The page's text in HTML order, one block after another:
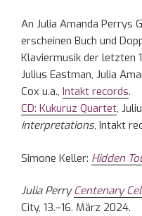
An Julia Amanda Perrys
erscheinen Buch und
Klaviermusik der letzten
Julius Eastman, Julia
Cox u.a., Intakt records.
CD: Kukuruz Quartet,
interpretations, Intakt
Simone Keller: Hidden
Julia PerryCentenary
City, 13.–16. März 2024.